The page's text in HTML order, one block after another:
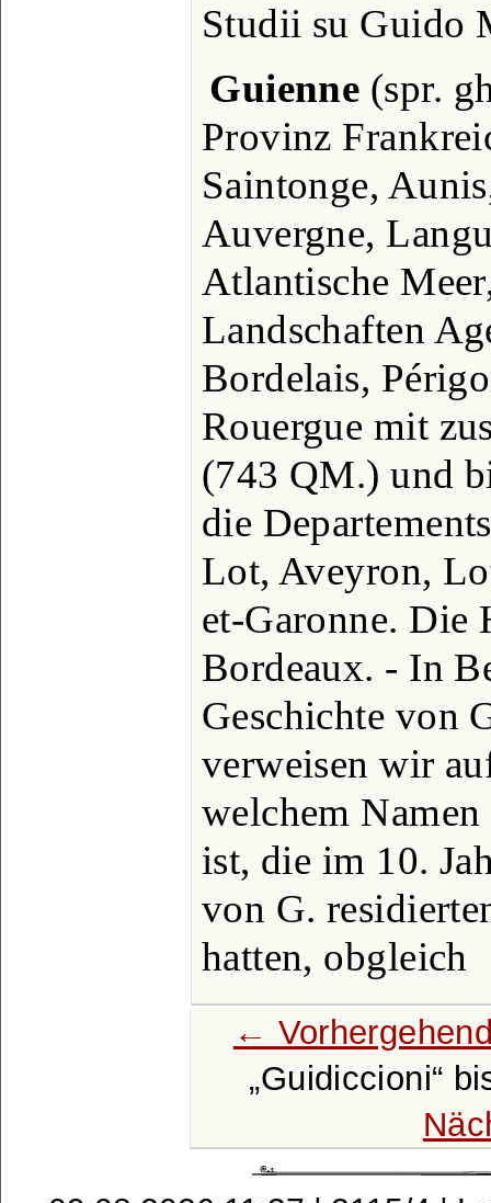
Studii su Guido
Guienne (spr.
Provinz
Saintonge,
Auvergne,
Atlantische
Landschaften
Bordelais,
Rouergue mit
(743 QM.) und
die
Lot, Aveyron,
et-Garonne. Die
Bordeaux. - In
Geschichte von
verweisen wir
welchem
ist, die im 10.
von G.
hatten, obgleich
←
Guidiccioni